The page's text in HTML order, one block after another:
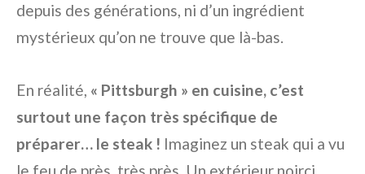
depuis des générations, ni d’un ingrédient
mystérieux qu’on ne trouve que là-bas.
En réalité, « Pittsburgh » en cuisine, c’est
surtout une façon très spécifique de
préparer… le steak ! Imaginez un steak qui a vu